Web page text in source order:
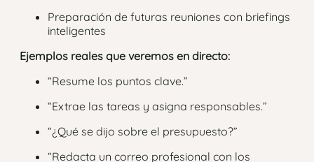
Preparación de futuras reuniones con briefings
inteligentes
Ejemplos reales que veremos en directo:
“Resume los puntos clave.”
“Extrae las tareas y asigna responsables.”
“¿Qué se dijo sobre el presupuesto?”
“Redacta un correo profesional con los